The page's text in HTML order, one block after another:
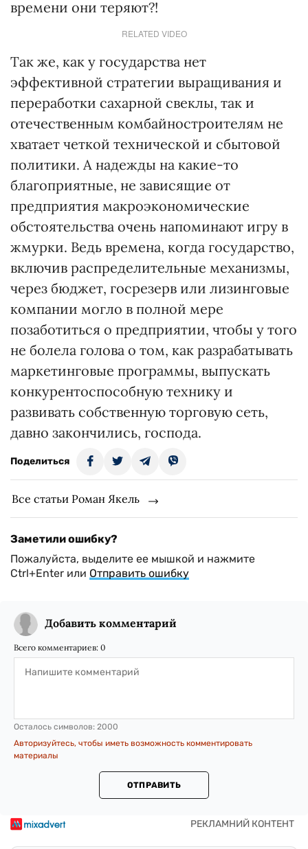
времени они теряют?!
RELATED VIDEO
Так же, как у государства нет
эффективной стратегии выращивания и
переработки сахарной свеклы, так и
отечественным комбайностроителям не
хватает четкой технической и сбытовой
политики. А надежды на какие-то
благоприятные, не зависящие от
предприятия макроэкономические
обстоятельства очень напоминают игру в
жмурки. Ведь времена, когда государство,
включив распределительные механизмы,
через бюджет, госрезерв или лизинговые
компании могло в полной мере
позаботиться о предприятии, чтобы у того
не болела голова о том, как разрабатывать
маркетинговые программы, выпускать
конкурентоспособную технику и
развивать собственную торговую сеть,
давно закончились, господа.
Поделиться
Все статьи Роман Якель
Заметили ошибку?
Пожалуйста, выделите ее мышкой и нажмите
Ctrl+Enter или Отправить ошибку
Добавить комментарий
Всего комментариев: 0
Осталось символов: 2000
Авторизуйтесь, чтобы иметь возможность комментировать
материалы
ОТПРАВИТЬ